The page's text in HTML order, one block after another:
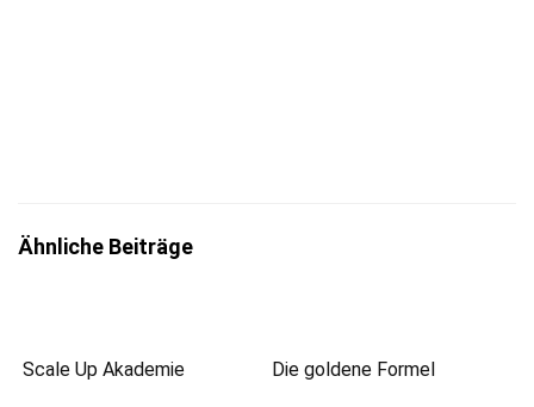
Ähnliche Beiträge
Scale Up Akademie Die goldene Formel